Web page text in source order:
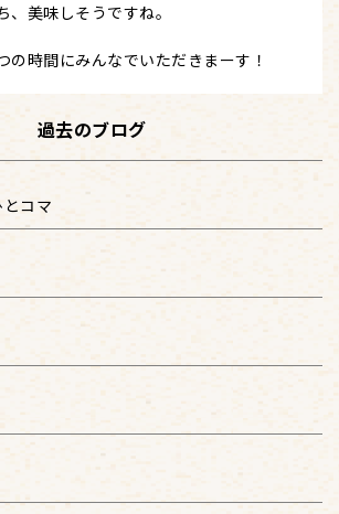
、美味しそうですね。
の時間にみんなでいただきまーす！
過去のブログ
コマ